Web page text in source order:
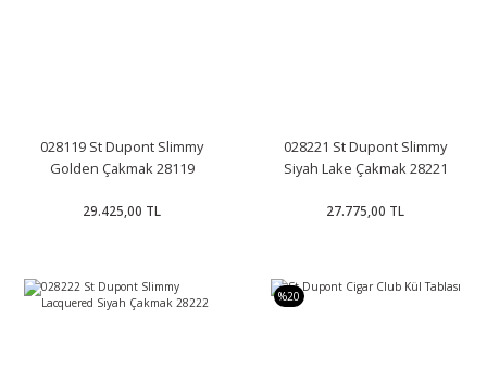
028119 St Dupont Slimmy
Golden Çakmak 28119
29.425,00 TL
028221 St Dupont Slimmy
Siyah Lake Çakmak 28221
27.775,00 TL
%20